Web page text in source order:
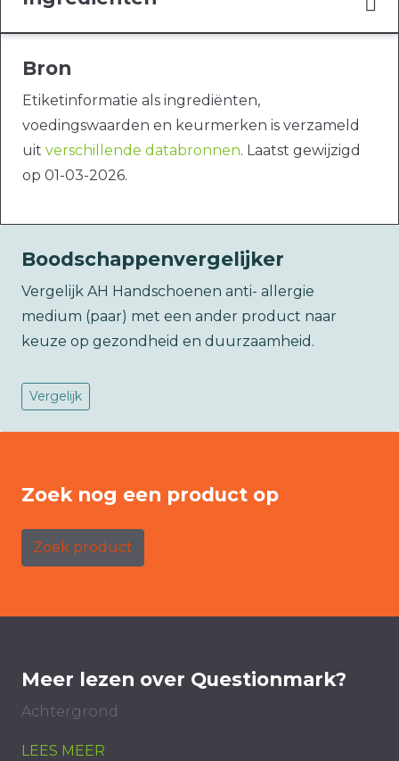
Bron
Etiketinformatie als ingrediënten,
voedingswaarden en keurmerken is verzameld
uit verschillende databronnen. Laatst gewijzigd
op 01-03-2026.
Boodschappenvergelijker
Vergelijk AH Handschoenen anti- allergie
medium (paar) met een ander product naar
keuze op gezondheid en duurzaamheid.
Vergelijk
Zoek nog een product op
Zoek product
Meer lezen over Questionmark?
Achtergrond
LEES MEER